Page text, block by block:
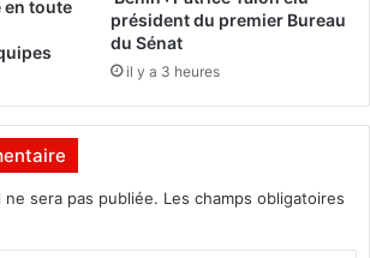
en toute
président du premier Bureau
du Sénat
il y a 3 heures
sera pas publiée. Les champs obligatoires